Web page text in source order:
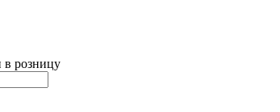
розницу